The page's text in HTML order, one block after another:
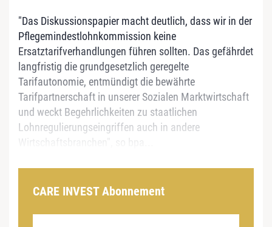
"Das Diskussionspapier macht deutlich, dass wir in der
Pflegemindestlohnkommission keine
Ersatztarifverhandlungen führen sollten. Das gefährdet
langfristig die grundgesetzlich geregelte
Tarifautonomie, entmündigt die bewährte
Tarifpartnerschaft in unserer Sozialen Marktwirtschaft
und weckt Begehrlichkeiten zu staatlichen
Lohnregulierungseingriffen auch in andere
Wirtschaftsbranchen", so bpa...
CARE INVEST Abonnement